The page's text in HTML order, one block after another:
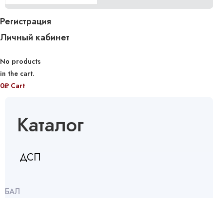
Регистрация
Личный кабинет
No products
in the cart.
0₽ Cart
Каталог
ДСП
БАЛ